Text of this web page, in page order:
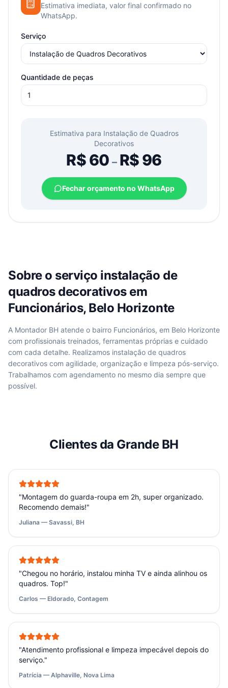
Estimativa imediata, valor final confirmado no
WhatsApp.
Serviço
Quantidade de peças
Estimativa para Instalação de Quadros
Decorativos
R$60 –R$96
Fechar orçamento no WhatsApp
Sobre o serviço instalação de
quadros decorativosem
Funcionários, Belo Horizonte
A Montador BH atende o bairro Funcionários, em Belo Horizonte
com profissionais treinados, ferramentas próprias e cuidado
com cada detalhe. Realizamos instalação de quadros
decorativos com agilidade, organização e limpeza pós-serviço.
Trabalhamos com agendamento no mesmo dia sempre que
possível.
Clientes da Grande BH
"Montagem do guarda-roupa em 2h, super organizado.
Recomendo demais!"
Juliana — Savassi, BH
"Chegou no horário, instalou minha TV e ainda alinhou os
quadros. Top!"
Carlos — Eldorado, Contagem
"Atendimento profissional e limpeza impecável depois do
serviço."
Patrícia — Alphaville, Nova Lima